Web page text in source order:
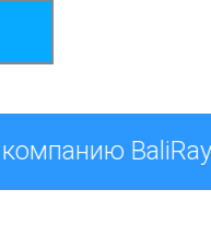
BaliRay